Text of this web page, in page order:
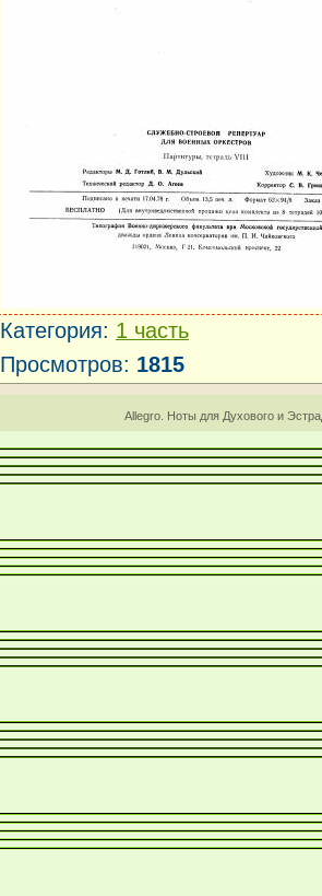
Категория: 1 часть
Просмотров: 1815
Allegro. Ноты для Духового и